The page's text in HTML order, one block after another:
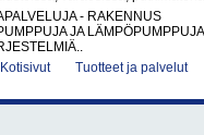
- RAKENNUS
JA LÄMPÖPUMPPUJA
Kotisivut Tuotteet ja palvelut